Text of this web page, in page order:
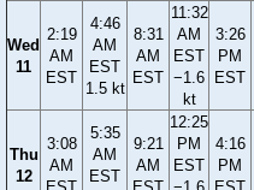
Wed
11
2:19
AM
EST
4:46
AM
EST
1.5 kt
8:31
AM
EST
11:32
AM
EST
−1.6
kt
3:26
PM
EST
Thu
12
3:08
AM
5:35
AM
EST
9:21
AM
12:25
PM
EST
4:16
PM